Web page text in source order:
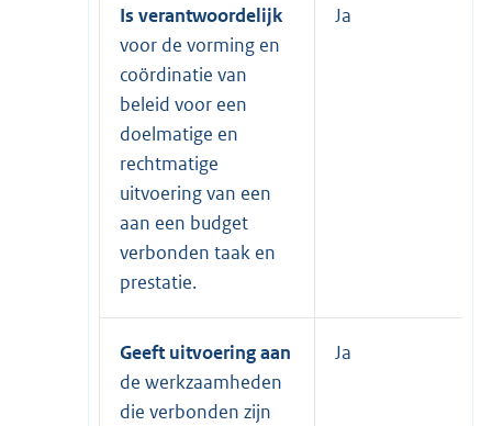
Is verantwoordelijk
voor de vorming en
coördinatie van
beleid voor een
doelmatige en
rechtmatige
uitvoering van een
aan een budget
verbonden taak en
prestatie.
Ja
Geeft uitvoering aan
de werkzaamheden
die verbonden zijn
Ja